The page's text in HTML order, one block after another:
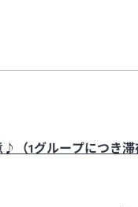
1グループにつき滞